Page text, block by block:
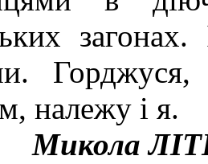
належу і я.
Микола